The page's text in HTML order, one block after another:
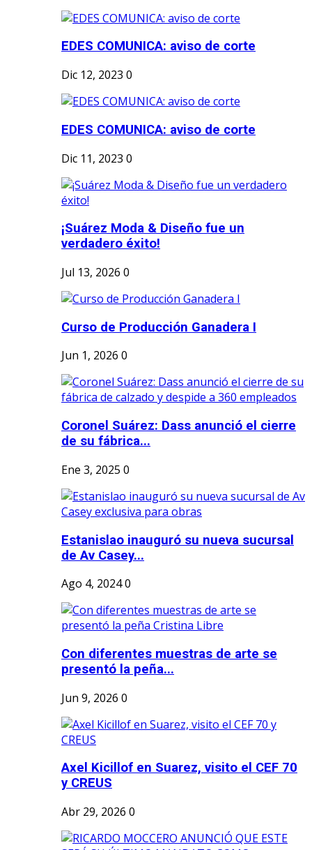
EDES COMUNICA: aviso de corte
Dic 12, 2023 0
EDES COMUNICA: aviso de corte
Dic 11, 2023 0
¡Suárez Moda & Diseño fue un
verdadero éxito!
Jul 13, 2026 0
Curso de Producción Ganadera I
Jun 1, 2026 0
Coronel Suárez: Dass anunció el cierre
de su fábrica...
Ene 3, 2025 0
Estanislao inauguró su nueva sucursal
de Av Casey...
Ago 4, 20240
Con diferentes muestras de arte se
presentó la peña...
Jun 9, 2026 0
Axel Kicillof en Suarez, visito el CEF 70
y CREUS
Abr 29, 2026 0